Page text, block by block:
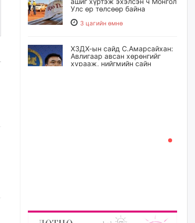
Улс өр төлсөөр байна
3 цагийн өмнө
ХЗДХ-ын сайд С.Амарсайхан:
Авлигаар авсан хөрөнгийг
хурааж, нийгмийн сайн
тарифаас илүү хангамж дээр
өнгөрлөө